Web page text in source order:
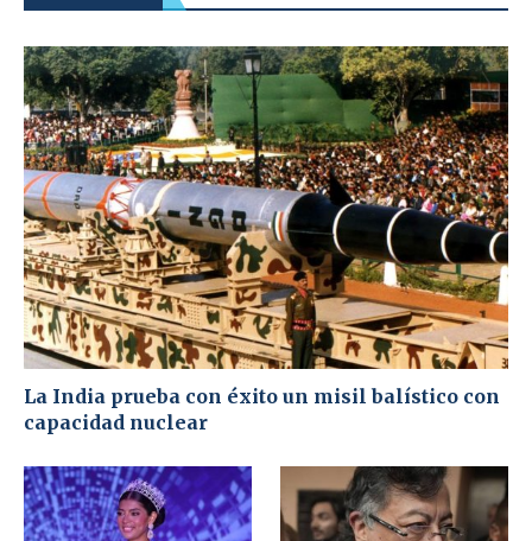
La India prueba con éxito un misil balístico con
capacidad nuclear